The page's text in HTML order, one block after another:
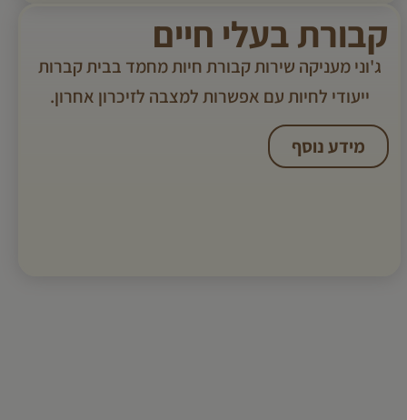
קבורת בעלי חיים
ג'וני מעניקה שירות קבורת חיות מחמד בבית קברות
ייעודי לחיות עם אפשרות למצבה לזיכרון אחרון.
מידע נוסף